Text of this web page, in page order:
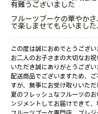
有難うございました
フルーツブーケの華やか
で楽しませてもらいました
この度は誠におめでとうござい
お二人のお子さまの大切なお
いただき誠にありがとうござい
配送商品でございますため、
すが、無事にお受け取りいた
夏のフレッシュなフルーツの
ンジメントしてお届けできて、